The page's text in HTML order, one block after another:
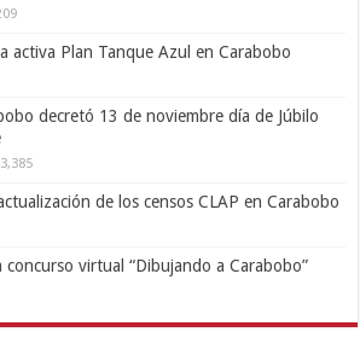
activa Plan Tanque Azul en Carabobo
decretó 13 de noviembre día de Júbilo
de los censos CLAP en Carabobo
concurso virtual “Dibujando a Carabobo”